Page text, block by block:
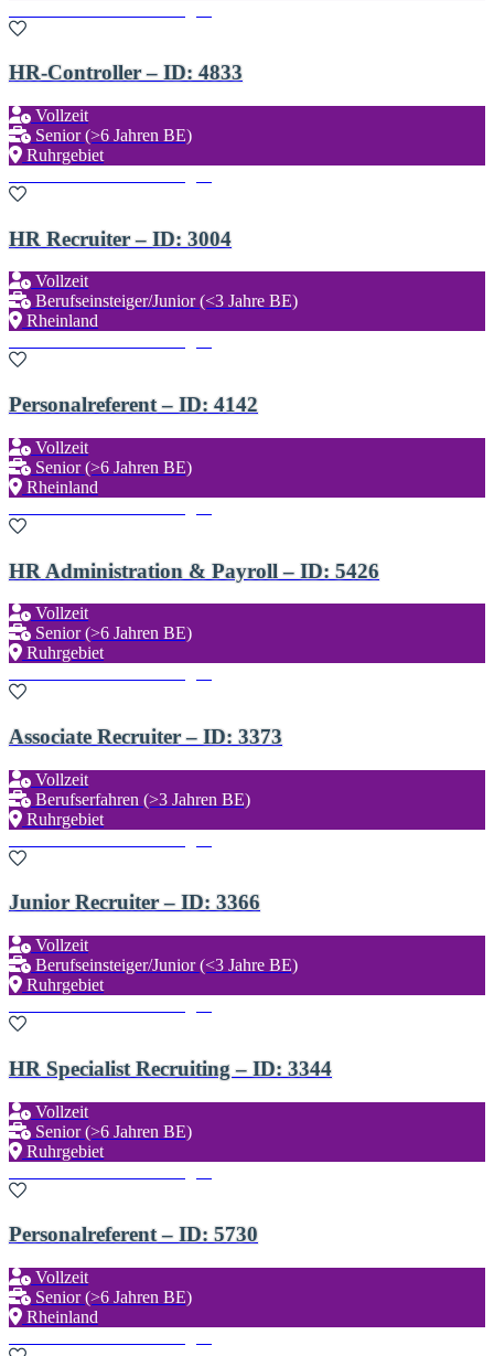
HR-Controller – ID: 4833
Vollzeit
Senior (>6 Jahren BE)
Ruhrgebiet
HR Recruiter – ID: 3004
Vollzeit
Berufseinsteiger/Junior (<3 Jahre BE)
Rheinland
Personalreferent – ID: 4142
Vollzeit
Senior (>6 Jahren BE)
Rheinland
HR Administration & Payroll – ID: 5426
Vollzeit
Senior (>6 Jahren BE)
Ruhrgebiet
Associate Recruiter – ID: 3373
Vollzeit
Berufserfahren (>3 Jahren BE)
Ruhrgebiet
Junior Recruiter – ID: 3366
Vollzeit
Berufseinsteiger/Junior (<3 Jahre BE)
Ruhrgebiet
HR Specialist Recruiting – ID: 3344
Vollzeit
Senior (>6 Jahren BE)
Ruhrgebiet
Personalreferent – ID: 5730
Vollzeit
Senior (>6 Jahren BE)
Rheinland